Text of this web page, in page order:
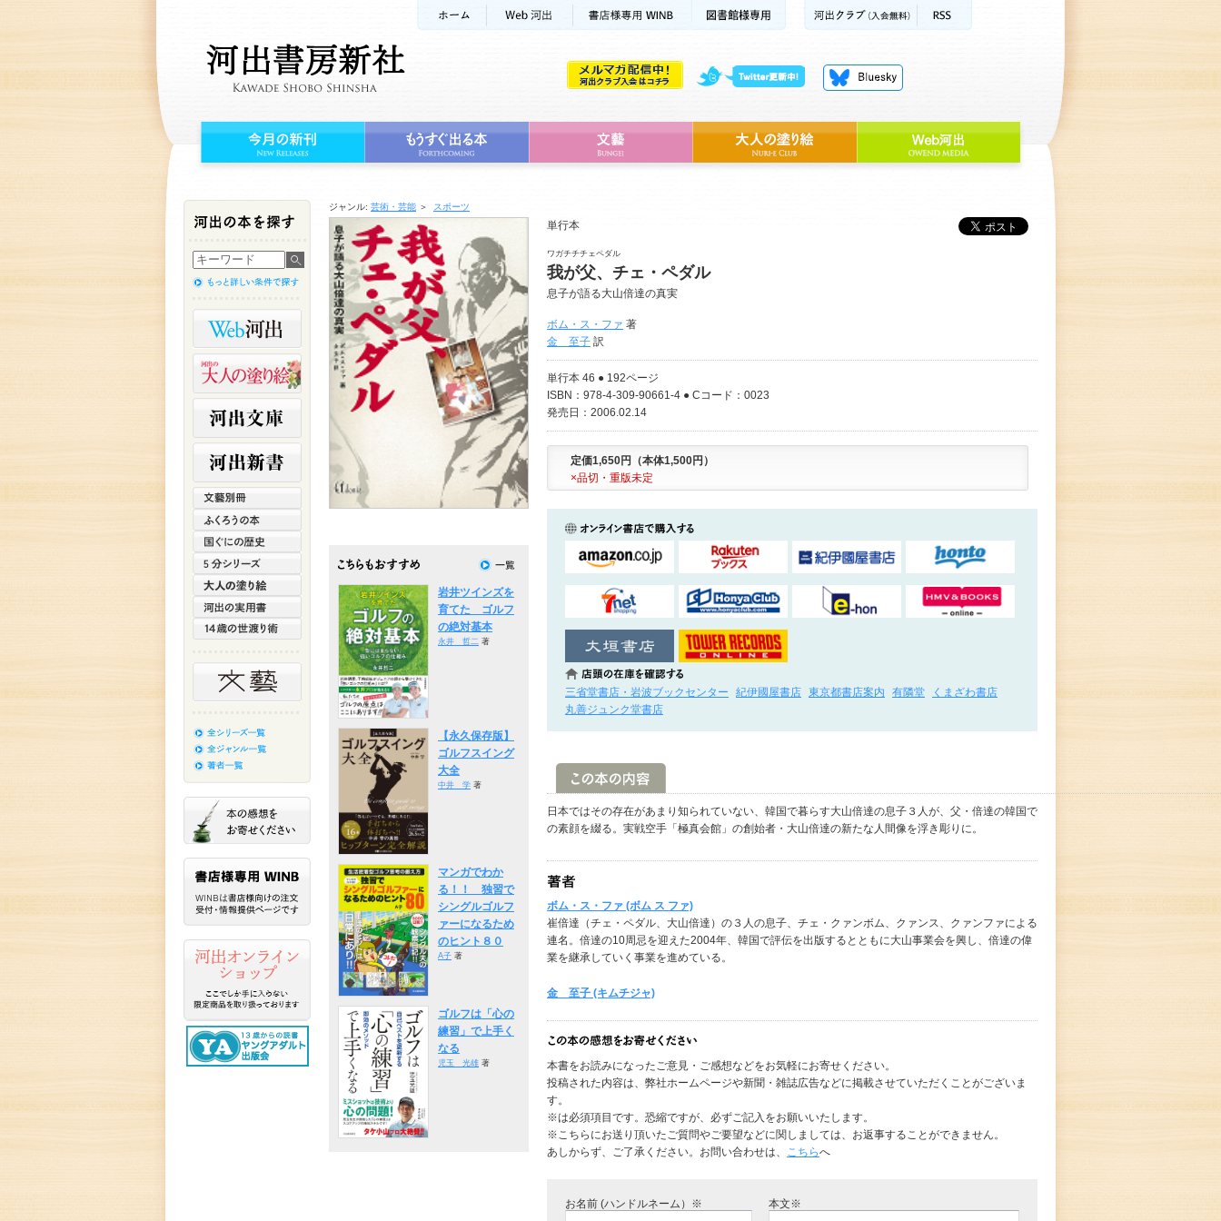
ジャンル: 芸術・芸能 ＞ スポーツ
単行本
ワガチチチェペダル
我が父、チェ・ペダル
息子が語る大山倍達の真実
ボム・ス・ファ 著
金 至子 訳
単行本 46 ● 192ページ
ISBN：978-4-309-90661-4 ● Cコード：0023
発売日：2006.02.14
定価1,650円（本体1,500円）
×品切・重版未定
三省堂書店・岩波ブックセンター 紀伊國屋書店 東京都書店案内 有隣堂
くまざわ書店
丸善ジュンク堂書店
日本ではその存在があまり知られていない、韓国で暮らす大山倍達の息子３人が、父・倍達の韓国で
の素顔を綴る。実戦空手「極真会館」の創始者・大山倍達の新たな人間像を浮き彫りに。
ボム・ス・ファ (ボム ス ファ)
崔倍達（チェ・ペダル、大山倍達）の３人の息子、チェ・クァンボム、クァンス、クァンファによる
連名。倍達の10周忌を迎えた2004年、韓国で評伝を出版するとともに大山事業会を興し、倍達の偉
業を継承していく事業を進めている。
金 至子 (キムチジャ)
本書をお読みになったご意見・ご感想などをお気軽にお寄せください。
投稿された内容は、弊社ホームページや新聞・雑誌広告などに掲載させていただくことがございま
す。
※は必須項目です。恐縮ですが、必ずご記入をお願いいたします。
※こちらにお送り頂いたご質問やご要望などに関しましては、お返事することができません。
あしからず、ご了承ください。お問い合わせは、 こちらへ
お名前 (ハンドルネーム）※ 本文※
岩井ツインズを
育てた ゴルフ
の絶対基本
永井 哲二 著
【永久保存版】
ゴルフスイング
大全
中井 学 著
マンガでわか
る！！ 独習で
シングルゴルフ
ァーになるため
のヒント８０
A子 著
ゴルフは「心の
練習」で上手く
なる
児玉 光雄 著